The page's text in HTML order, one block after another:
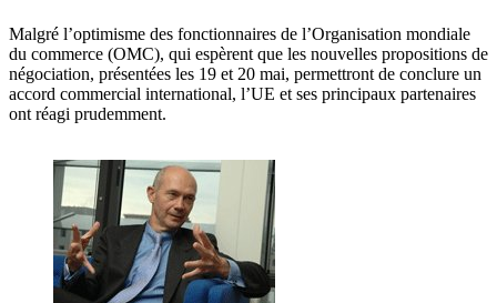
Malgré l’optimisme des fonctionnaires de l’Organisation mondiale
du commerce (OMC), qui espèrent que les nouvelles propositions de
négociation, présentées les 19 et 20 mai, permettront de conclure un
accord commercial international, l’UE et ses principaux partenaires
ont réagi prudemment.